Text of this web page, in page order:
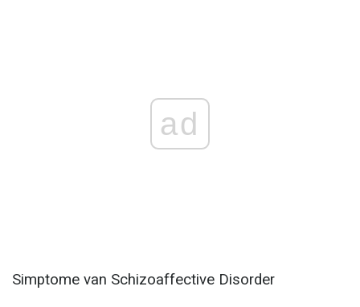
ad
Simptome van Schizoaffective Disorder